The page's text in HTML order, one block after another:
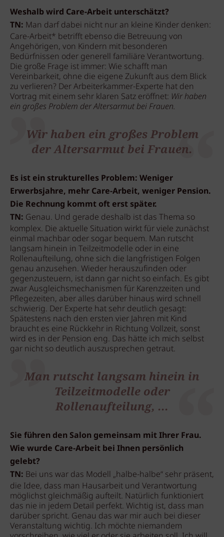
Weshalb wird Care-Arbeit unterschätzt?
TN: Man darf dabei nicht nur an kleine Kinder denken:
Care-Arbeit* betrifft ebenso die Betreuung von
Angehörigen, von Kindern mit besonderen
Bedürfnissen oder generell familiäre Verantwortung.
Die große Frage ist immer: Wie schafft man
Vereinbarkeit, ohne die eigene Zukunft aus dem Blick
zu verlieren? Der Arbeiterkammer-Experte hat den
Vortrag mit einem sehr klaren Satz eröffnet: Wir haben
ein großes Problem der Altersarmut bei Frauen.
Wir haben ein großes Problem
der Altersarmut bei Frauen.
Es ist ein strukturelles Problem: Weniger
Erwerbsjahre, mehr Care-Arbeit, weniger Pension.
Die Rechnung kommt oft erst später.
TN: Genau. Und gerade deshalb ist das Thema so
komplex. Die aktuelle Situation wirkt für viele zunächst
einmal machbar oder sogar bequem. Man rutscht
langsam hinein in Teilzeitmodelle oder in eine
Rollenaufteilung, ohne sich die langfristigen Folgen
genau anzusehen. Wieder herauszufinden oder
gegenzusteuern, ist dann gar nicht so einfach. Es gibt
zwar Ausgleichsmechanismen für Karenzzeiten und
Pflegezeiten, aber alles darüber hinaus wird schnell
schwierig. Der Experte hat sehr deutlich gesagt:
Spätestens nach den ersten vier Jahren mit Kind
braucht es eine Rückkehr in Richtung Vollzeit, sonst
wird es in der Pension eng. Das hätte ich mich selbst
gar nicht so deutlich auszusprechen getraut.
Man rutscht langsam hinein in
Teilzeitmodelle oder
Rollenaufteilung, ...
Sie führen den Salon gemeinsam mit Ihrer Frau.
Wie wurde Care-Arbeit bei Ihnen persönlich
gelebt?
TN: Bei uns war das Modell „halbe-halbe“ sehr präsent,
die Idee, dass man Hausarbeit und Verantwortung
möglichst gleichmäßig aufteilt. Natürlich funktioniert
das nie in jedem Detail perfekt. Wichtig ist, dass man
darüber spricht. Genau das war mir auch bei dieser
Veranstaltung wichtig. Ich möchte niemandem